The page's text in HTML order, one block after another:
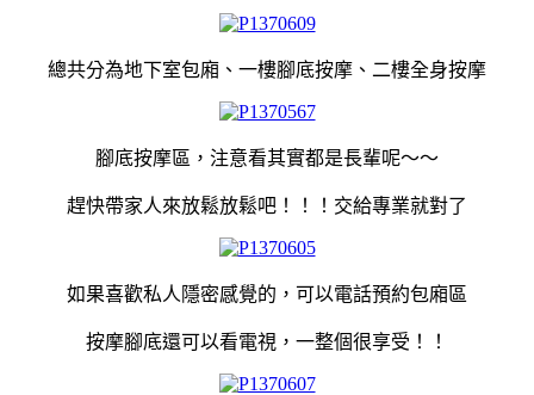
總共分為地下室包廂、一樓腳底按摩、二樓全身按摩
腳底按摩區，注意看其實都是長輩呢～～
趕快帶家人來放鬆放鬆吧！！！交給專業就對了
如果喜歡私人隱密感覺的，可以電話預約包廂區
按摩腳底還可以看電視，一整個很享受！！